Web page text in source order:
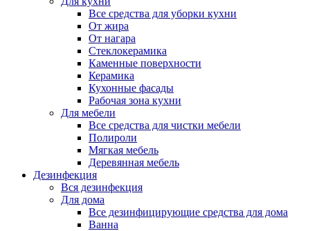
Все средства для уборки кухни
От жира
От нагара
Стеклокерамика
Каменные поверхности
Керамика
Кухонные фасады
Рабочая зона кухни
Для мебели
Все средства для чистки мебели
Полироли
Мягкая мебель
Деревянная мебель
Дезинфекция
Вся дезинфекция
Для дома
Все дезинфицирующие средства для дома
Ванна